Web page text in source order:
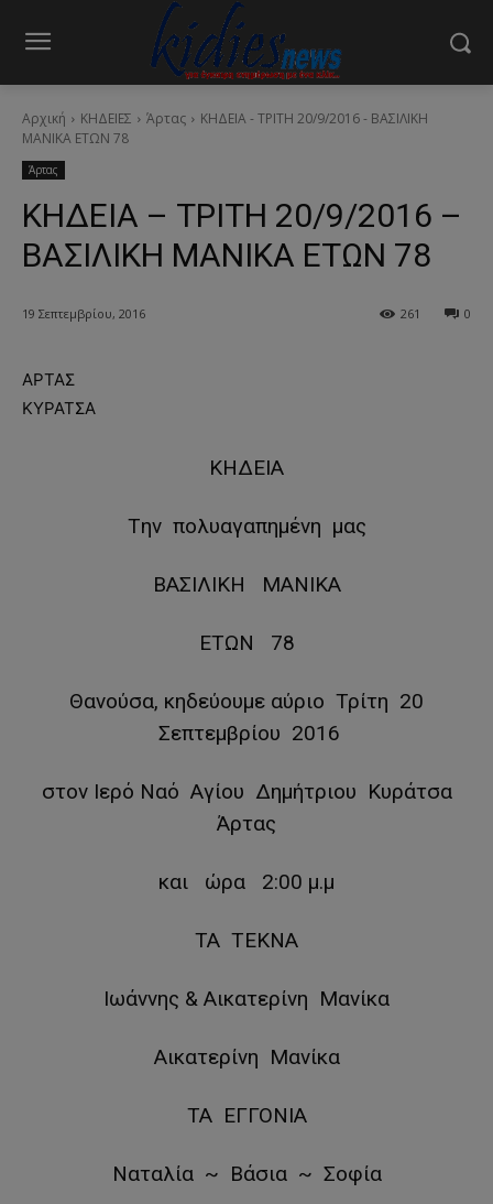
Αρχική ΚΗΔΕΙΕΣ Άρτας
ΚΗΔΕΙΑ - ΤΡΙΤΗ 20/9/2016 - ΒΑΣΙΛΙΚΗ
ΜΑΝΙΚΑ ΕΤΩΝ 78
Άρτας
ΚΗΔΕΙΑ – ΤΡΙΤΗ 20/9/2016 –
ΒΑΣΙΛΙΚΗ ΜΑΝΙΚΑ ΕΤΩΝ 78
19 Σεπτεμβρίου, 2016 0
261
ΑΡΤΑΣ
ΚΥΡΑΤΣΑ
ΚΗΔΕΙΑ
Tην πολυαγαπημένη μας
ΒΑΣΙΛΙΚΗ ΜΑΝΙΚΑ
ΕΤΩΝ 78
Θανούσα, κηδεύουμε αύριο Τρίτη 20
Σεπτεμβρίου 2016
στον Ιερό Ναό Αγίου Δημήτριου Κυράτσα
Άρτας
και ώρα 2:00 μ.μ
ΤΑ ΤΕΚΝΑ
Ιωάννης & Αικατερίνη Μανίκα
Αικατερίνη Μανίκα
ΤΑ ΕΓΓΟΝΙΑ
Ναταλία ~ Βάσια ~ Σοφία